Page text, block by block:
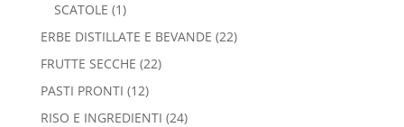
SCATOLE (1)
ERBE DISTILLATE E BEVANDE (22)
FRUTTE SECCHE (22)
PASTI PRONTI (12)
RISO E INGREDIENTI (24)